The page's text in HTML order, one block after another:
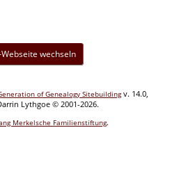
wechseln
of Genealogy Sitebuildingv. 14.0,
Lythgoe © 2001-2026.
Merkelsche Familienstiftung.